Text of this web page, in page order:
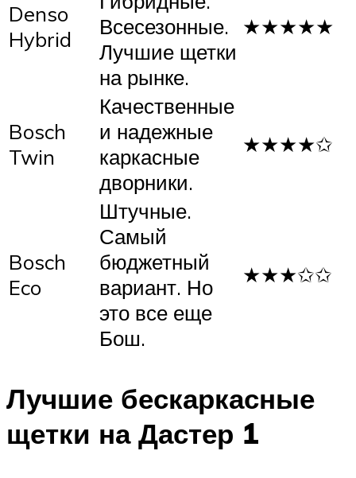
Denso
Hybrid
Всесезонные.
Лучшие щетки
на рынке.
★★★★★
Bosch
Twin
Качественные
и надежные
каркасные
дворники.
★★★★✩
Bosch
Eco
Штучные.
Самый
бюджетный
вариант. Но
это все еще
Бош.
★★★✩✩
Лучшие бескаркасные
щетки на Дастер 1